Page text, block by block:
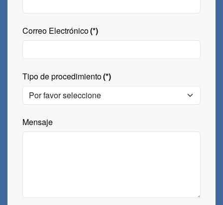
Correo Electrónico(*)
Tipo de procedimiento(*)
Mensaje